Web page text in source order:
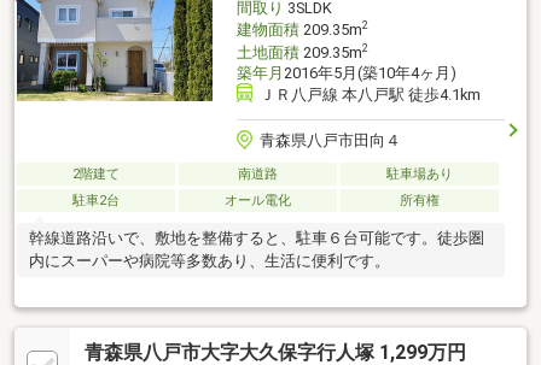
間取り 3SLDK
建物面積209.35m2
土地面積209.35m2
築年月 2016年5月(築10年4ヶ月)
ＪＲ八戸線 本八戸駅 徒歩4.1km
青森県八戸市田向４
2階建て 南道路
駐車場あり
駐車2台
オール電化 所有権
幹線道路沿いで、敷地を整備すると、駐車６台可能です。徒歩圏
内にスーパーや病院等多数あり、生活に便利です。
青森県八戸市大字大久保字行人塚 1,299万円